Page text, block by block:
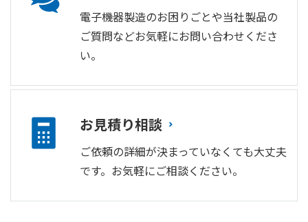
電子機器製造のお困りごとや当社製品の
ご質問などお気軽にお問い合わせくださ
い。
お見積り相談
ご依頼の詳細が決まっていなくても大丈夫
です。お気軽にご相談ください。